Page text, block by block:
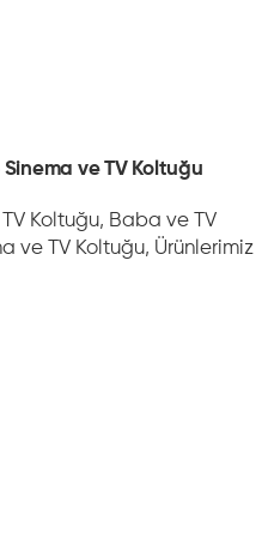
Sinema ve TV Koltuğu
Koltuğu, Baba ve TV
ve TV Koltuğu, Ürünlerimiz